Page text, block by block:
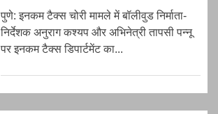
पुणे: इनकम टैक्स चोरी मामले में बॉलीवुड निर्माता-
निर्देशक अनुराग कश्यप और अभिनेत्री तापसी पन्नू
पर इनकम टैक्स डिपार्टमेंट का...